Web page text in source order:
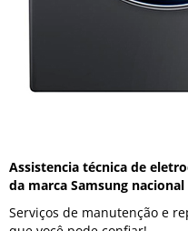
Assistencia técnica de
da marca Samsung
Serviços de manutenção e